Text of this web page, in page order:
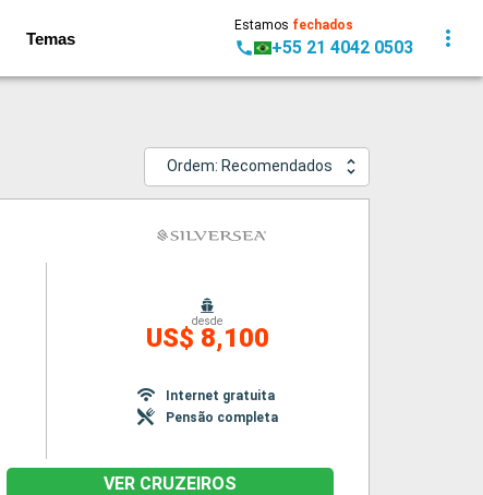
Temas
Estamos fechados
+55 21 4042 0503
Ordem: Recomendados
desde
US$ 8,100
Internet gratuita
Pensão completa
VER CRUZEIROS